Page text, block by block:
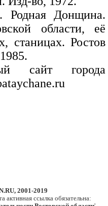
Родная Донщина.
области, её
станицах. Ростов
сайт города
2001-2019
активная ссылка обязательна: